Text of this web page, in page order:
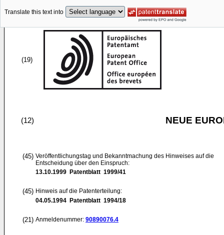
Translate this text into
(19)
(12) NEUE
(45) Veröffentlichungstag und Bekanntmachung des Hinweises auf die
Entscheidung über den Einspruch:
13.10.1999 Patentblatt 1999/41
(45) Hinweis auf die Patenterteilung:
04.05.1994 Patentblatt 1994/18
(21) Anmeldenummer: 90890076.4